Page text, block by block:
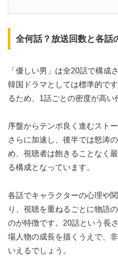
全何話？放送回数と各話
「優しい男」は全20話で構成
韓国ドラマとしては標準的で
るため、1話ごとの密度が高い
序盤からテンポ良く進むスト
さらに加速し、後半では怒涛
め、視聴者は飽きることなく
る構成となっています。
各話でキャラクターの心理や
り、視聴を重ねるごとに物語
のが特徴です。20話という長
場人物の成長を描くうえで、
いえるでしょう。